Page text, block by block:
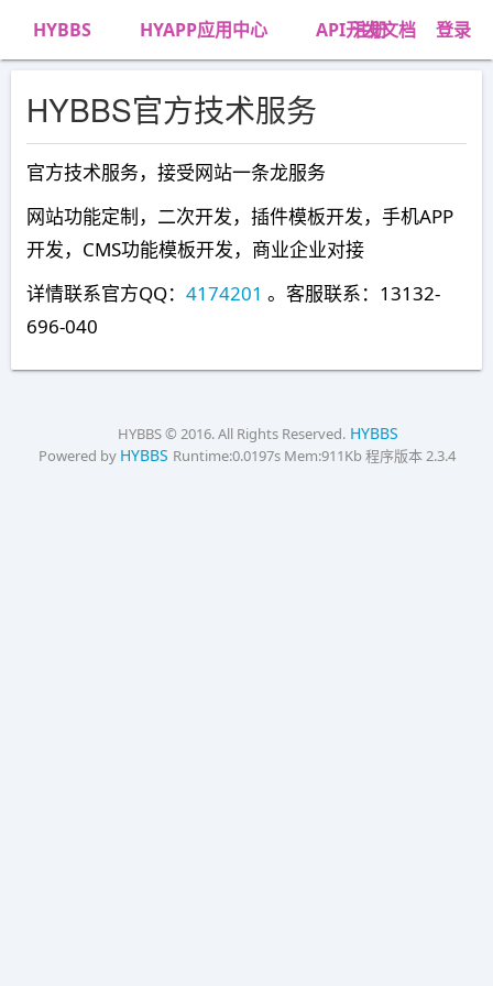
HYBBS HYAPP应用中心 API开发文档
注册 登录
HYBBS官方技术服务
官方技术服务，接受网站一条龙服务
网站功能定制，二次开发，插件模板开发，手机APP
开发，CMS功能模板开发，商业企业对接
详情联系官方QQ： 4174201 。客服联系：13132-
696-040
HYBBS © 2016. All Rights Reserved. HYBBS
Powered by HYBBS Runtime:0.0197s Mem:911Kb程序版本 2.3.4